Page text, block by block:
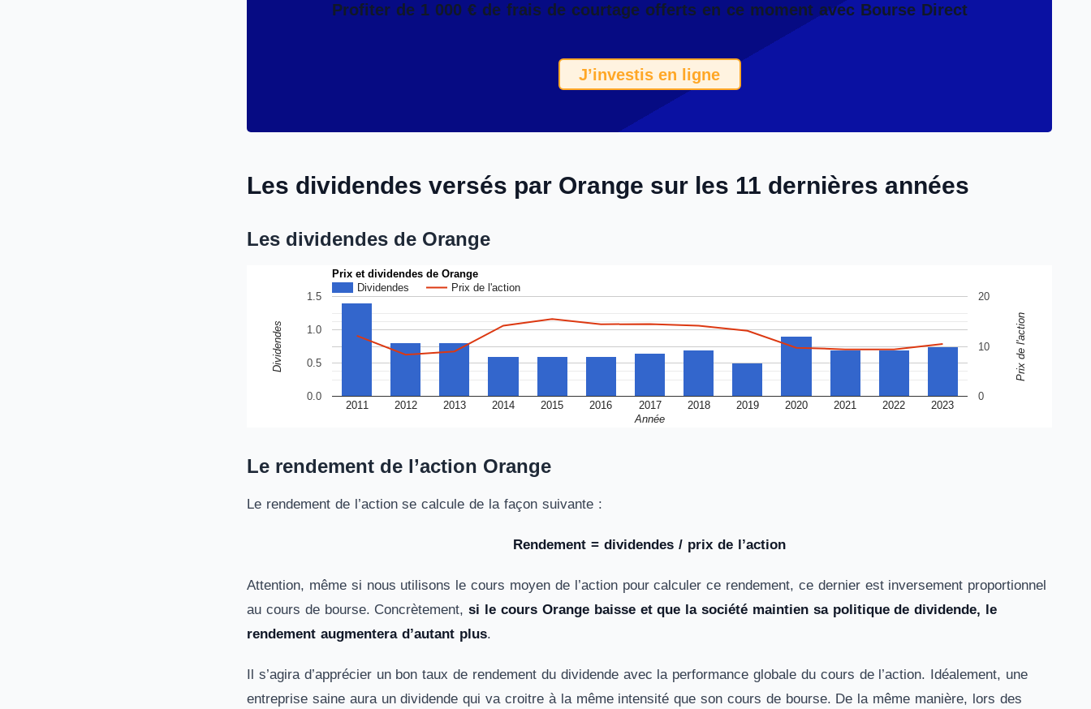
Profiter de 1 000 € de frais de courtage offerts en ce moment avec Bourse Direct
J’investis en ligne
Les dividendes versés par Orange sur les 11 dernières années
Les dividendes de Orange
Prix et dividendes de Orange
Dividendes
Prix de l'action
2011 2012 2013 2014 2015 2016 2017 2018 2019 2020 2021 2022 2023
0.0
0.5
1.0
1.5
0
10
20
Année
Dividendes Prix de l'action
Le rendement de l’action Orange
Le rendement de l’action se calcule de la façon suivante :
Rendement = dividendes / prix de l’action
Attention, même si nous utilisons le cours moyen de l’action pour calculer ce rendement, ce dernier est inversement proportionnel
au cours de bourse. Concrètement,si le cours Orange baisse et que la société maintien sa politique de dividende, le
rendement augmentera d’autant plus.
Il s’agira d’apprécier un bon taux de rendement du dividende avec la performance globale du cours de l’action. Idéalement, une
entreprise saine aura un dividende qui va croitre à la même intensité que son cours de bourse. De la même manière, lors des